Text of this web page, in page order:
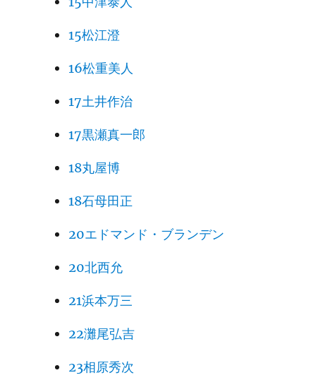
15松江澄
16松重美人
17土井作治
17黒瀬真一郎
18丸屋博
18石母田正
20エドマンド・ブランデン
20北西允
21浜本万三
22灘尾弘吉
23相原秀次